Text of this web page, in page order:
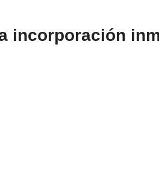
incorporación